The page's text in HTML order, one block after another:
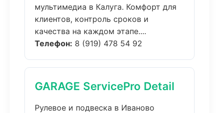
мультимедиа в Калуга. Комфорт для
клиентов, контроль сроков и
качества на каждом этапе....
Телефон: 8 (919) 478 54 92
GARAGE ServicePro Detail
Рулевое и подвеска в Иваново